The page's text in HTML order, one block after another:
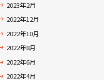
2023年2月
2022年12月
2022年10月
2022年8月
2022年6月
2022年4月